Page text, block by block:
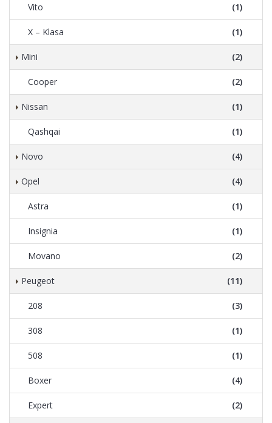
Vito (1)
X – Klasa (1)
Mini (2)
Cooper (2)
Nissan (1)
Qashqai (1)
Novo (4)
Opel (4)
Astra (1)
Insignia (1)
Movano (2)
Peugeot (11)
208 (3)
308 (1)
508 (1)
Boxer (4)
Expert (2)